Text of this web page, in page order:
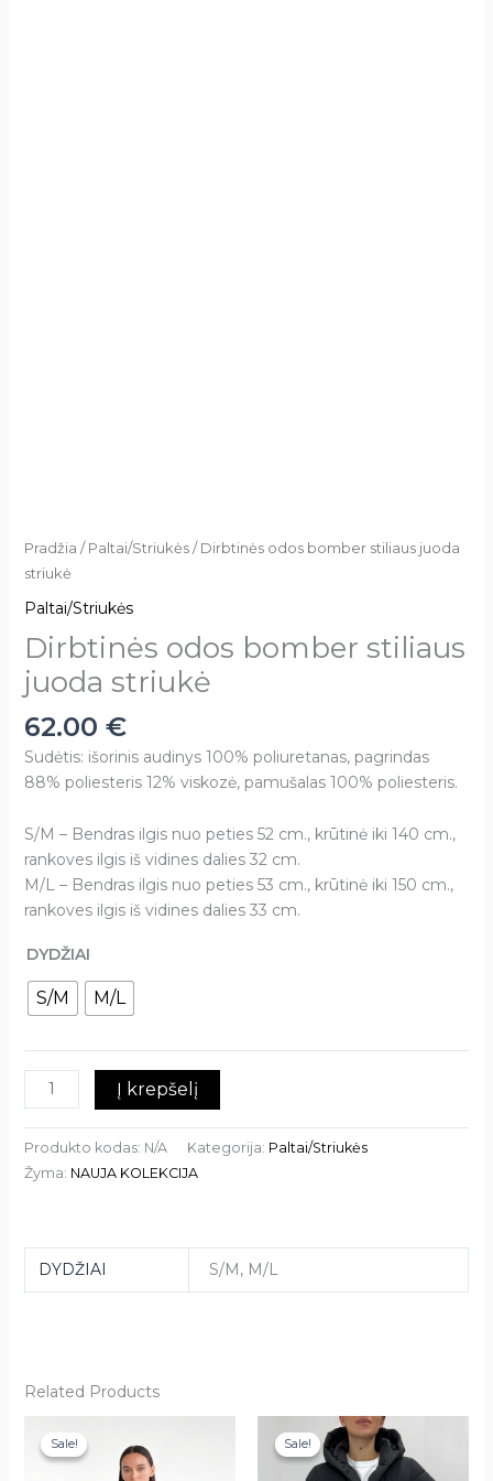
Pradžia / Paltai/Striukės/ Dirbtinės odos bomber stiliaus juoda
striukė
Paltai/Striukės
Dirbtinės odos bomber stiliaus
juoda striukė
62.00 €
Sudėtis: išorinis audinys 100% poliuretanas, pagrindas
88% poliesteris 12% viskozė, pamušalas 100% poliesteris.
S/M – Bendras ilgis nuo peties 52 cm., krūtinė iki 140 cm.,
rankoves ilgis iš vidines dalies 32 cm.
M/L – Bendras ilgis nuo peties 53 cm., krūtinė iki 150 cm.,
rankoves ilgis iš vidines dalies 33 cm.
DYDŽIAI
S/M M/L
Į krepšelį
Produkto kodas: N/A Kategorija: Paltai/Striukės
Žyma: NAUJA KOLEKCIJA
DYDŽIAI S/M, M/L
Related Products
Sale!
Sale!
product
Sale!
Sale!
product